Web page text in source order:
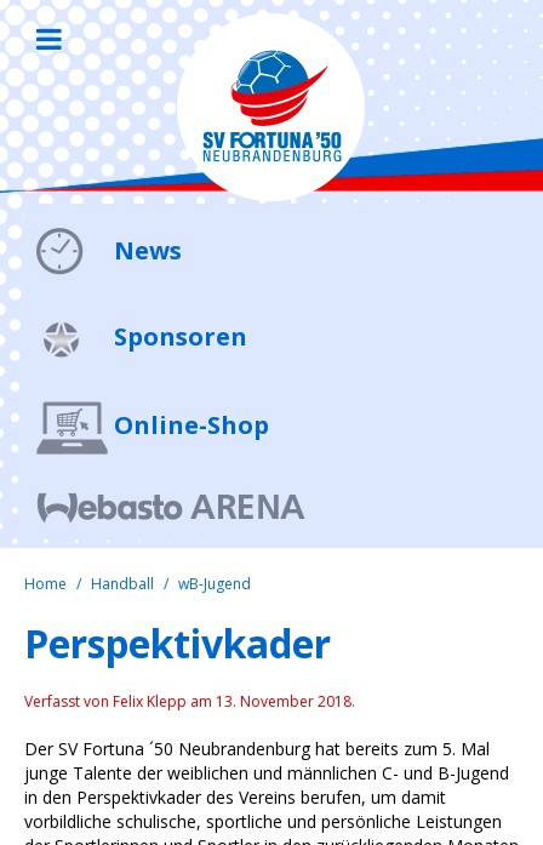
News
Sponsoren
Online-Shop
Home Handball wB-Jugend
Perspektivkader
Verfasst von Felix Klepp am 13. November 2018.
Der SV Fortuna ´50 Neubrandenburg hat bereits zum 5. Mal
junge Talente der weiblichen und männlichen C- und B-Jugend
in den Perspektivkader des Vereins berufen, um damit
vorbildliche schulische, sportliche und persönliche Leistungen